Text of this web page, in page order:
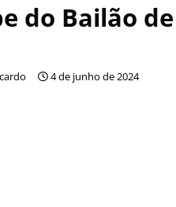
do Bailão de
4 de junho de 2024